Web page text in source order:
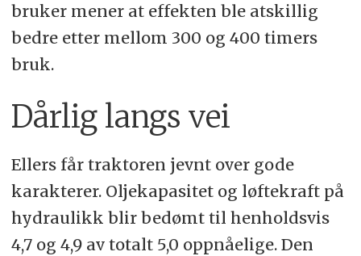
bruker mener at effekten ble atskillig
bedre etter mellom 300 og 400 timers
bruk.
Dårlig langs vei
Ellers får traktoren jevnt over gode
karakterer. Oljekapasitet og løftekraft på
hydraulikk blir bedømt til henholdsvis
4,7 og 4,9 av totalt 5,0 oppnåelige. Den